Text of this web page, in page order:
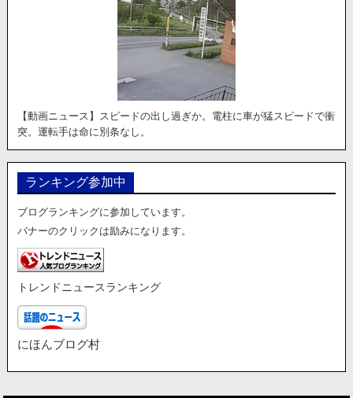
【動画ニュース】スピードの出し過ぎか。電柱に車が猛スピードで衝
突。運転手は命に別条なし。
ランキング参加中
ブログランキングに参加しています。
バナーのクリックは励みになります。
トレンドニュースランキング
にほんブログ村